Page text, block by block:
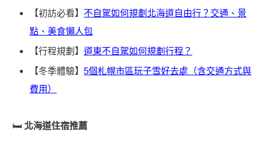
【初訪必看】 不自駕如何規劃北海道自由行？交通、景
點、美食懶人包
【行程規劃】 道東不自駕如何規劃行程？
【冬季體驗】 5個札幌市區玩子雪好去處（含交通方式與
費用）
🛏️ 北海道住宿推薦